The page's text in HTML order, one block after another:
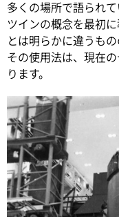
多くの場所で語られ
ツインの概念を最初
とは明らかに違うも
その使用法は、現在
ります。